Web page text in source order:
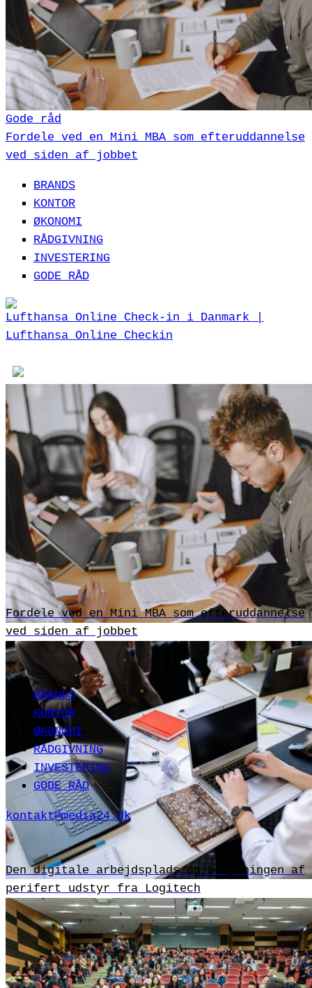
Gode råd
Fordele ved en Mini MBA som efteruddannelse
ved siden af jobbet
BRANDS
KONTOR
ØKONOMI
RÅDGIVNING
INVESTERING
GODE RÅD
Lufthansa Online Check-in i Danmark |
Lufthansa Online Checkin
Fordele ved en Mini MBA som efteruddannelse
ved siden af jobbet
Den digitale arbejdsplads og betydningen af
perifert udstyr fra Logitech
BRANDS
KONTOR
ØKONOMI
RÅDGIVNING
INVESTERING
GODE RÅD
kontakt@media24.dk